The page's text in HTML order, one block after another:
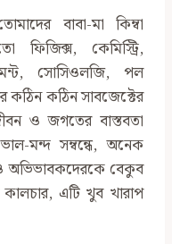
বাবা-মা কিম্বা
কেমিস্ট্রি,
সোসিওলজি, পল
কঠিন কঠিন সাবজেক্টের
ও জগতের বাস্তবতা
মন্দ সম্বন্ধে, অনেক
অভিভাবকদেরকে বেকুব
কালচার, এটি খুব খারাপ